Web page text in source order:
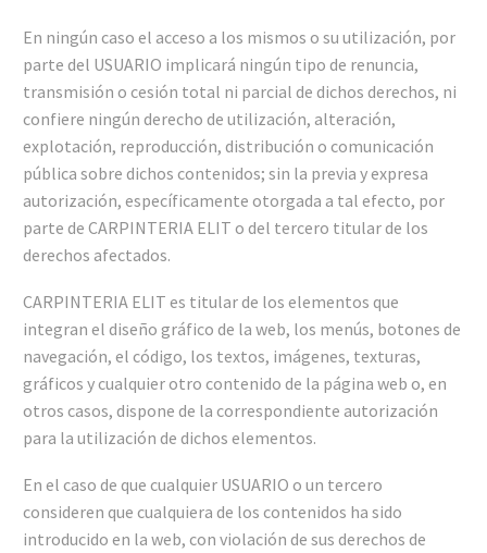
En ningún caso el acceso a los mismos o su utilización, por
parte del USUARIO implicará ningún tipo de renuncia,
transmisión o cesión total ni parcial de dichos derechos, ni
confiere ningún derecho de utilización, alteración,
explotación, reproducción, distribución o comunicación
pública sobre dichos contenidos; sin la previa y expresa
autorización, específicamente otorgada a tal efecto, por
parte de CARPINTERIA ELIT o del tercero titular de los
derechos afectados.
CARPINTERIA ELIT es titular de los elementos que
integran el diseño gráfico de la web, los menús, botones de
navegación, el código, los textos, imágenes, texturas,
gráficos y cualquier otro contenido de la página web o, en
otros casos, dispone de la correspondiente autorización
para la utilización de dichos elementos.
En el caso de que cualquier USUARIO o un tercero
consideren que cualquiera de los contenidos ha sido
introducido en la web, con violación de sus derechos de